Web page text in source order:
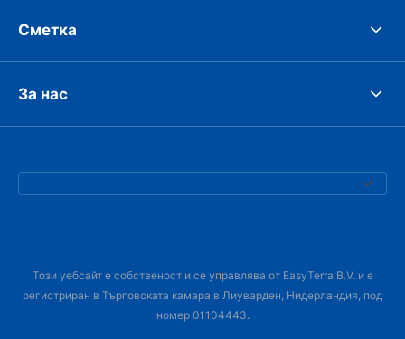
Сметка
За нас
Този уебсайт е собственост и се управлява от EasyTerra B.V. и е
регистриран в Търговската камара в Лиуварден, Нидерландия, под
номер 01104443.